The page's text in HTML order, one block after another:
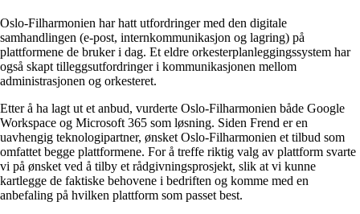
Oslo-Filharmonien har hatt utfordringer med den digitale
samhandlingen (e-post, internkommunikasjon og lagring) på
plattformene de bruker i dag. Et eldre orkesterplanleggingssystem har
også skapt tilleggsutfordringer i kommunikasjonen mellom
administrasjonen og orkesteret.
Etter å ha lagt ut et anbud, vurderte Oslo-Filharmonien både Google
Workspace og Microsoft 365 som løsning. Siden Frend er en
uavhengig teknologipartner, ønsket Oslo-Filharmonien et tilbud som
omfattet begge plattformene. For å treffe riktig valg av plattform svarte
vi på ønsket ved å tilby et rådgivningsprosjekt, slik at vi kunne
kartlegge de faktiske behovene i bedriften og komme med en
anbefaling på hvilken plattform som passet best.